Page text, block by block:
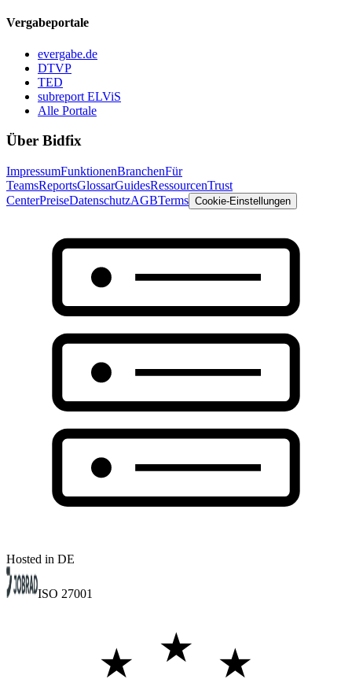
Vergabeportale
evergabe.de
DTVP
TED
subreport ELViS
Alle Portale
Über Bidfix
ImpressumFunktionenBranchenFür
TeamsReportsGlossarGuidesRessourcenTrust
CenterPreiseDatenschutzAGBTerms Cookie-Einstellungen
Hosted in DE
ISO 27001
★ ★
★